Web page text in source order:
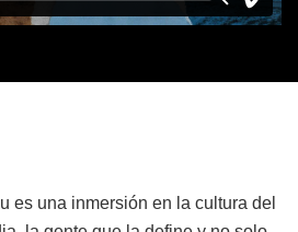
es una inmersión en la cultura del